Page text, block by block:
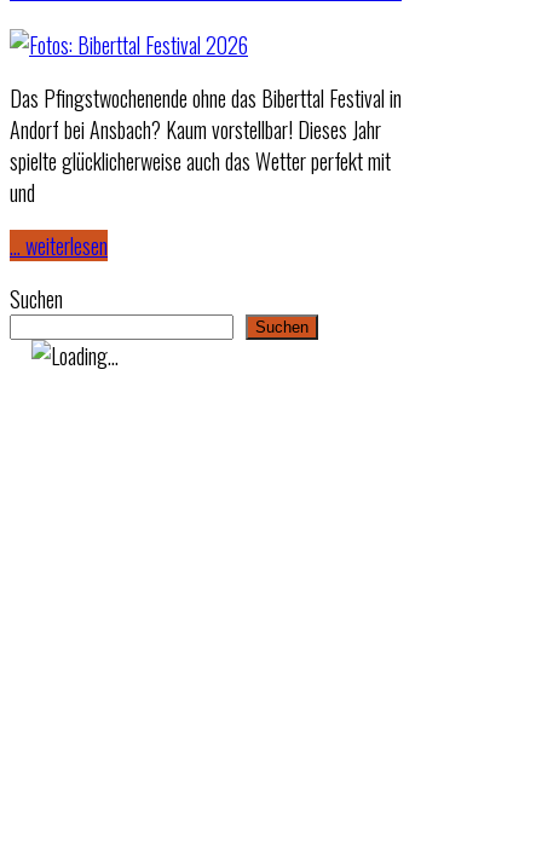
Das Pfingstwochenende ohne das Biberttal Festival in
Andorf bei Ansbach? Kaum vorstellbar! Dieses Jahr
spielte glücklicherweise auch das Wetter perfekt mit
und
… weiterlesen
Suchen
Suchen